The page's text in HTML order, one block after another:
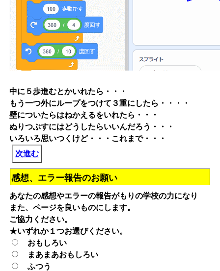
中に５歩進むとかいれたら・・・
もう一つ外にループをつけて３重にしたら・・・・
壁についたらはねかえるをいれたら・・・
ぬりつぶすにはどうしたらいいんだろう・・・
いろいろ思いつくけど・・・これまで・・・
次進む
感想、エラー報告のお願い
あなたの感想やエラーの報告がもりの学校の力になり
また、ページを良いものにします。
ご協力ください。
★いずれか１つお選びください。
おもしろい
まあまあおもしろい
ふつう